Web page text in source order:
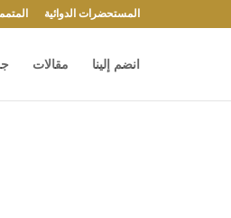
المستحضرات الدوائية
انضم إلينا مقالات